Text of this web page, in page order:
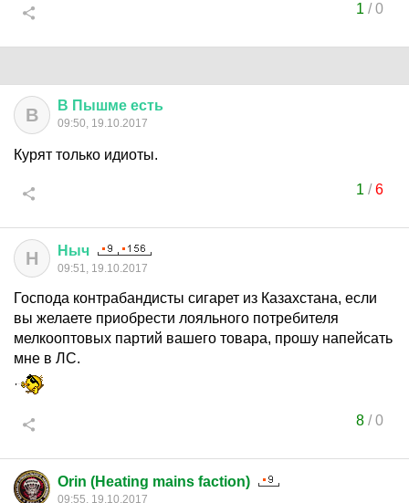
1 /0
В В Пышме есть
09:50, 19.10.2017
Курят только идиоты.
1 /6
Н Ныч
09:51, 19.10.2017
Господа контрабандисты сигарет из Казахстана, если
вы желаете приобрести лояльного потребителя
мелкооптовых партий вашего товара, прошу напейсать
мне в ЛС.
8/0
Orin (Heating mains faction)
09:55, 19.10.2017